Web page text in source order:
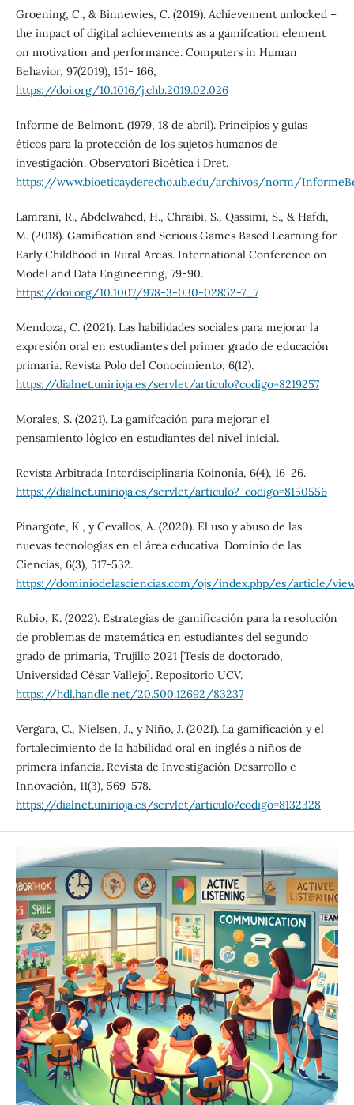
Groening, C., & Binnewies, C. (2019). Achievement unlocked –
the impact of digital achievements as a gamifcation element
on motivation and performance. Computers in Human
Behavior, 97(2019), 151- 166,
https://doi.org/10.1016/j.chb.2019.02.026
Informe de Belmont. (1979, 18 de abril). Principios y guías
éticos para la protección de los sujetos humanos de
investigación. Observatori Bioética i Dret.
https://www.bioeticayderecho.ub.edu/archivos/norm/
Lamrani, R., Abdelwahed, H., Chraibi, S., Qassimi, S., & Hafdi,
M. (2018). Gamification and Serious Games Based Learning for
Early Childhood in Rural Areas. International Conference on
Model and Data Engineering, 79-90.
https://doi.org/10.1007/978-3-030-02852-7_7
Mendoza, C. (2021). Las habilidades sociales para mejorar la
expresión oral en estudiantes del primer grado de educación
primaria. Revista Polo del Conocimiento, 6(12).
https://dialnet.unirioja.es/servlet/articulo?codigo=8219257
Morales, S. (2021). La gamifcación para mejorar el
pensamiento lógico en estudiantes del nivel inicial.
Revista Arbitrada Interdisciplinaria Koinonía, 6(4), 16-26.
https://dialnet.unirioja.es/servlet/articulo?-codigo=8150556
Pinargote, K., y Cevallos, A. (2020). El uso y abuso de las
nuevas tecnologías en el área educativa. Dominio de las
Ciencias, 6(3), 517-532.
https://dominiodelasciencias.com/ojs/index.php/es/article/
Rubio, K. (2022). Estrategias de gamificación para la resolución
de problemas de matemática en estudiantes del segundo
grado de primaria, Trujillo 2021 [Tesis de doctorado,
Universidad César Vallejo]. Repositorio UCV.
https://hdl.handle.net/20.500.12692/83237
Vergara, C., Nielsen, J., y Niño, J. (2021). La gamificación y el
fortalecimiento de la habilidad oral en inglés a niños de
primera infancia. Revista de Investigación Desarrollo e
Innovación, 11(3), 569-578.
https://dialnet.unirioja.es/servlet/articulo?codigo=8132328